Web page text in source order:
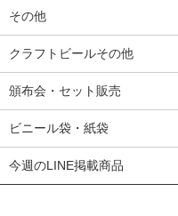
その他
クラフトビールその他
頒布会・セット販売
ビニール袋・紙袋
今週のLINE掲載商品